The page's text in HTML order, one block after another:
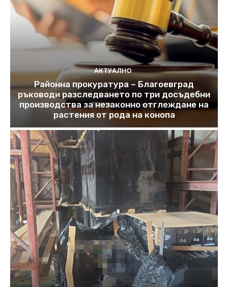
АКТУАЛНО
Районна прокуратура – Благоевград
ръководи разследването по три досъдебни
производства за незаконно отглеждане на
растения от рода на конопа